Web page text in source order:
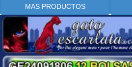
MAS PRODUCTOS